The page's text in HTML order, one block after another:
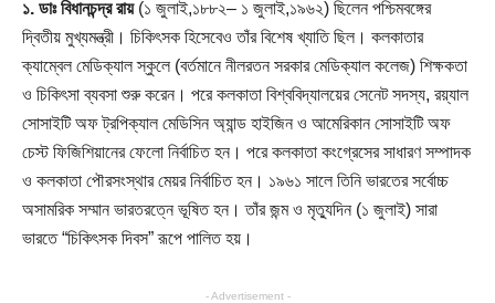
১. ডাঃ বিধানচন্দ্র রায় (১ জুলাই,১৮৮২– ১ জুলাই,১৯৬২) ছিলেন পশ্চিমবঙ্গের
দ্বিতীয় মুখ্যমন্ত্রী। চিকিৎসক হিসেবেও তাঁর বিশেষ খ্যাতি ছিল। কলকাতার
ক্যাম্বেল মেডিক্যাল স্কুলে (বর্তমানে নীলরতন সরকার মেডিক্যাল কলেজ) শিক্ষকতা
ও চিকিৎসা ব্যবসা শুরু করেন। পরে কলকাতা বিশ্ববিদ্যালয়ের সেনেট সদস্য, রয়্যাল
সোসাইটি অফ ট্রপিক্যাল মেডিসিন অ্যান্ড হাইজিন ও আমেরিকান সোসাইটি অফ
চেস্ট ফিজিশিয়ানের ফেলো নির্বাচিত হন। পরে কলকাতা কংগ্রেসের সাধারণ সম্পাদক
ও কলকাতা পৌরসংস্থার মেয়র নির্বাচিত হন। ১৯৬১ সালে তিনি ভারতের সর্বোচ্চ
অসামরিক সম্মান ভারতরত্নে ভূষিত হন। তাঁর জন্ম ও মৃত্যুদিন (১ জুলাই) সারা
ভারতে “চিকিৎসক দিবস” রূপে পালিত হয়।
- Advertisement -